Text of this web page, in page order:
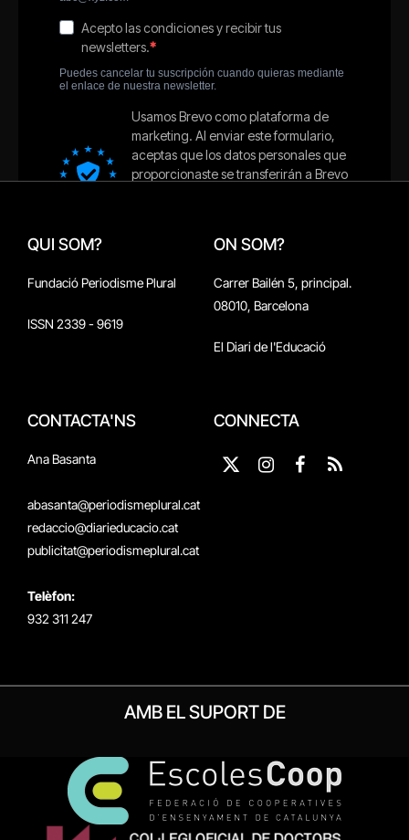
QUI SOM?
Fundació Periodisme Plural
ISSN 2339 - 9619
ON SOM?
Carrer Bailén 5, principal.
08010, Barcelona
El Diari de l'Educació
CONTACTA'NS
Ana Basanta
abasanta@periodismeplural.cat
redaccio@diarieducacio.cat
publicitat@periodismeplural.cat
Telèfon:
932 311 247
CONNECTA
X
Instagram
Facebook
RSS
AMB EL SUPORT DE